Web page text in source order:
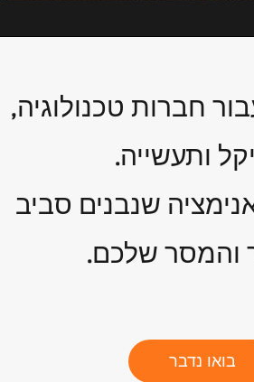
חברות טכנולוגיה,
ותעשייה.
שנבנים סביב
והמסר שלכם.
בואו נדבר